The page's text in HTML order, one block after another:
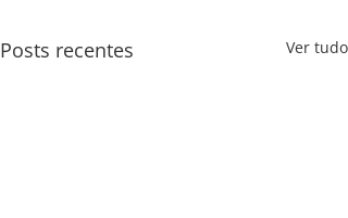
Posts recentes Ver tudo